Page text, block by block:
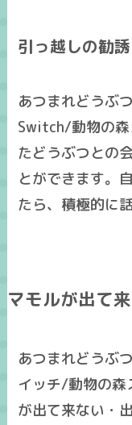
引っ越しの勧誘
あつまれどうぶ
Switch/動物の森
たどうぶつとの
とができます。
たら、積極的に
マモルが出て
あつまれどうぶ
イッチ/動物の森
が出て来ない・